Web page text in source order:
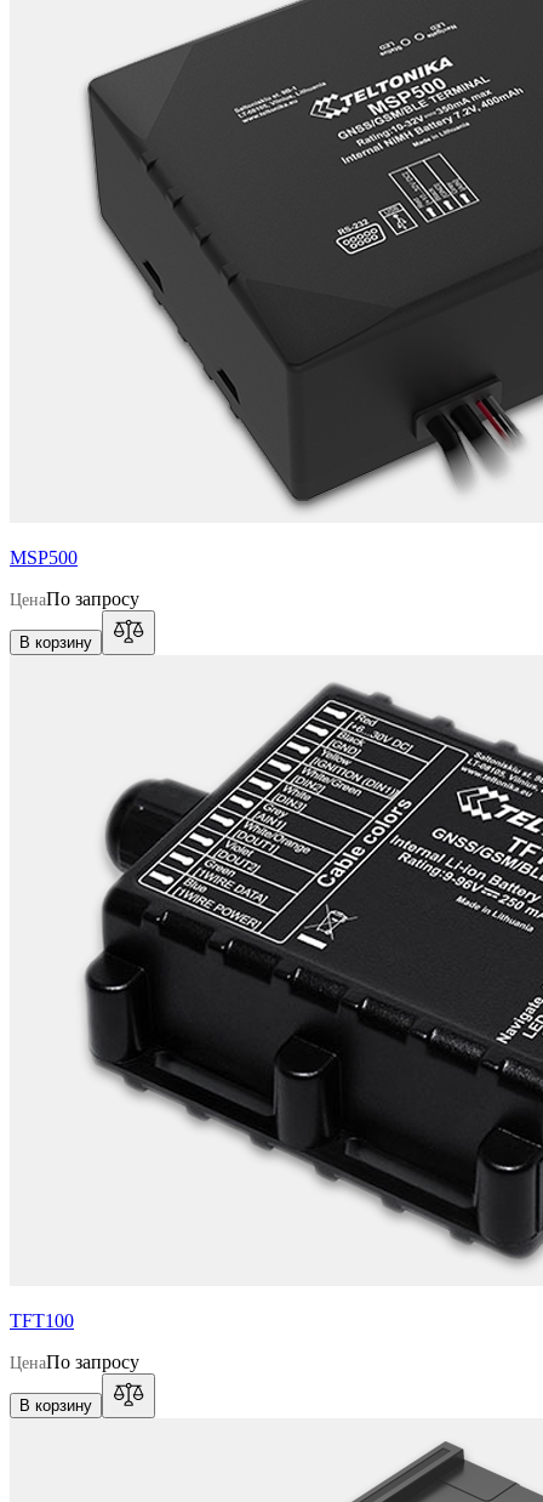
MSP500
ЦенаПо запросу
В корзину
TFT100
ЦенаПо запросу
В корзину